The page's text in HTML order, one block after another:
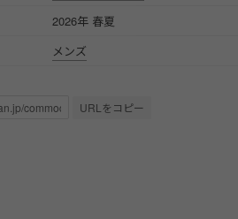
2026年 春夏
メンズ
URLをコピー